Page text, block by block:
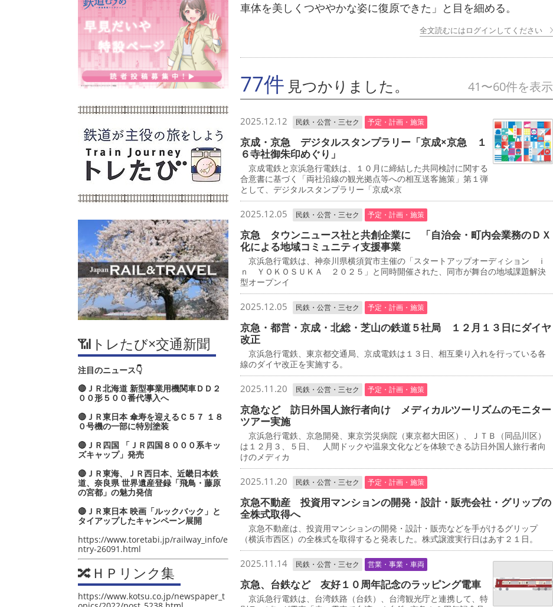
📶トレたび×交通新聞
注目のニュース👇
🔴ＪＲ北海道 新型事業用機関車ＤＤ２
００形５００番代導入へ
🔴ＪＲ東日本 傘寿を迎えるＣ５７ １８
０号機の一部に特別塗装
🔴ＪＲ四国 「ＪＲ四国８０００系キッ
ズキャップ」発売
🔴ＪＲ東海、ＪＲ西日本、近畿日本鉄
道、奈良県 世界遺産登録「飛鳥・藤原
の宮都」の魅力発信
🔴ＪＲ東日本 映画「ルックバック」と
タイアップしたキャンペーン展開
https://www.toretabi.jp/railway_info/e
ntry-26091.html
🔀ＨＰリンク集
https://www.kotsu.co.jp/newspaper_t
車体を美しくつややかな姿に復原できた」と目を細める。
全文読むにはログインしてください
77件 見つかりました。 41〜60件を表示
2025.12.12 民鉄・公営・三セク 予定・計画・施策
京成・京急 デジタルスタンプラリー「京成×京急 １
６寺社御朱印めぐり」
京成電鉄と京浜急行電鉄は、１０月に締結した共同検討に関する
合意書に基づく「両社沿線の観光拠点等への相互送客施策」第１弾
として、デジタルスタンプラリー「京成×京
2025.12.05 民鉄・公営・三セク 予定・計画・施策
京急 タウンニュース社と共創企業に 「自治会・町内会業務のＤＸ
化による地域コミュニティ支援事業
京浜急行電鉄は、神奈川県横須賀市主催の「スタートアップオーディション ｉ
ｎ ＹＯＫＯＳＵＫＡ ２０２５」と同時開催された、同市が舞台の地域課題解決
型オープンイ
2025.12.05 民鉄・公営・三セク 予定・計画・施策
京急・都営・京成・北総・芝山の鉄道５社局 １２月１３日にダイヤ
改正
京浜急行電鉄、東京都交通局、京成電鉄は１３日、相互乗り入れを行っている各
線のダイヤ改正を実施する。
2025.11.20 民鉄・公営・三セク 予定・計画・施策
京急など 訪日外国人旅行者向け メディカルツーリズムのモニター
ツアー実施
京浜急行電鉄、京急開発、東京労災病院（東京都大田区）、ＪＴＢ（同品川区）
は１２月３、５日、 人間ドックや温泉文化などを体験できる訪日外国人旅行者向
けのメディカ
2025.11.20 民鉄・公営・三セク 予定・計画・施策
京急不動産 投資用マンションの開発・設計・販売会社・グリップの
全株式取得へ
京急不動産は、投資用マンションの開発・設計・販売などを手がけるグリップ
（横浜市西区）の全株式を取得すると発表した。株式譲渡実行日はあす２１日。
2025.11.14 民鉄・公営・三セク 営業・事業・車両
京急、台鉄など 友好１０周年記念のラッピング電車
京浜急行電鉄は、台湾鉄路（台鉄）、台湾観光庁と連携して、特